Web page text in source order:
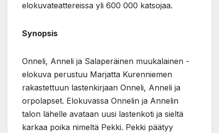
elokuvateattereissa yli 600 000 katsojaa.
Synopsis
Onneli, Anneli ja Salaperäinen muukalainen -
elokuva perustuu Marjatta Kurenniemen
rakastettuun lastenkirjaan Onneli, Anneli ja
orpolapset. Elokuvassa Onnelin ja Annelin
talon lähelle avataan uusi lastenkoti ja sieltä
karkaa poika nimeltä Pekki. Pekki päätyy